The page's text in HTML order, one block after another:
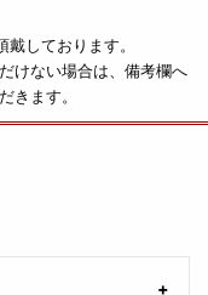
戴しております。
けない場合は、備考欄へ
きます。